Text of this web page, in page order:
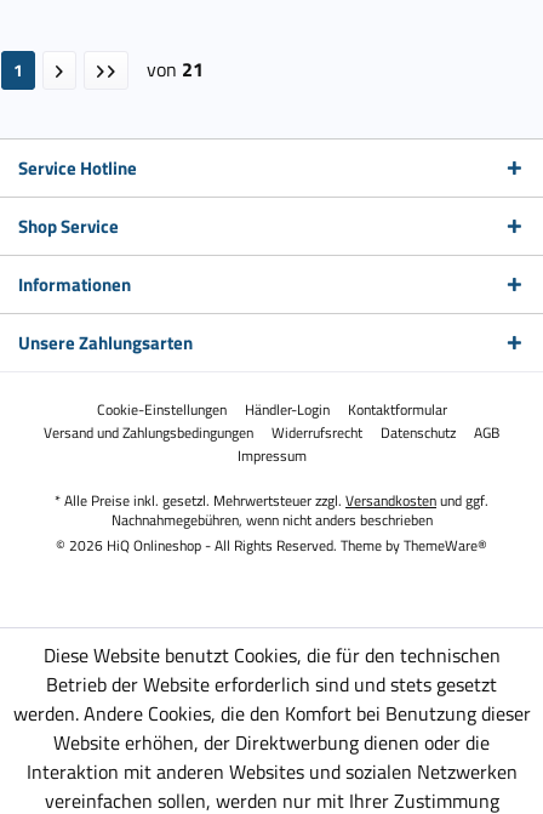
1 von 21
Service Hotline
Shop Service
Informationen
Unsere Zahlungsarten
Cookie-Einstellungen Händler-Login
Kontaktformular
Versand und Zahlungsbedingungen
Widerrufsrecht Datenschutz
AGB
Impressum
* Alle Preise inkl. gesetzl. Mehrwertsteuer zzgl. Versandkostenund ggf.
Nachnahmegebühren, wenn nicht anders beschrieben
© 2026 HiQ Onlineshop - All Rights Reserved. Theme byThemeWare®
Diese Website benutzt Cookies, die für den technischen
Betrieb der Website erforderlich sind und stets gesetzt
werden. Andere Cookies, die den Komfort bei Benutzung dieser
Website erhöhen, der Direktwerbung dienen oder die
Interaktion mit anderen Websites und sozialen Netzwerken
vereinfachen sollen, werden nur mit Ihrer Zustimmung